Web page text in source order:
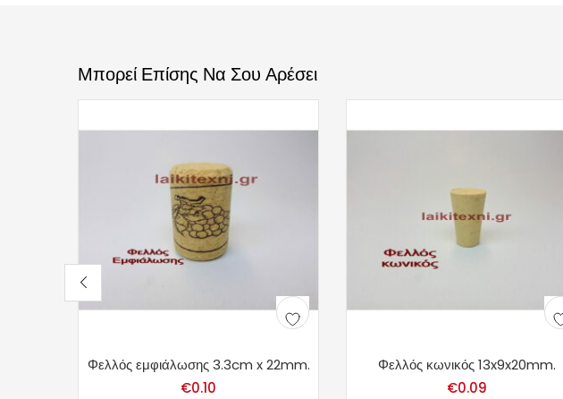
Μπορεί Επίσης Να Σου Αρέσει
Φελλός εμφιάλωσης 3.3cm x 22mm.
€0.10
Φελλός κωνικός 13x9x20mm.
€0.09